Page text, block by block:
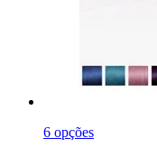
6 opções